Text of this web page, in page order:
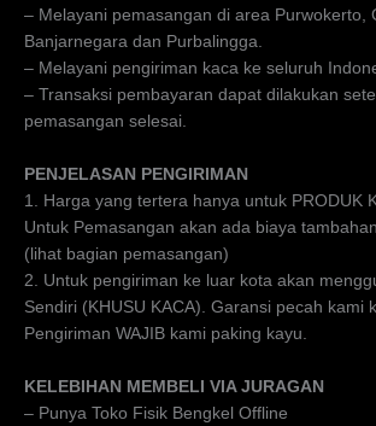
– Melayani pemasangan di area Purwokerto,
Banjarnegara dan Purbalingga.
– Melayani pengiriman kaca ke seluruh
– Transaksi pembayaran dapat dilakukan
pemasangan selesai.
PENJELASAN PENGIRIMAN
1. Harga yang tertera hanya untuk PRODUK
Untuk Pemasangan akan ada biaya
(lihat bagian pemasangan)
2. Untuk pengiriman ke luar kota akan
Sendiri (KHUSU KACA). Garansi pecah kami
Pengiriman WAJIB kami paking kayu.
KELEBIHAN MEMBELI VIA JURAGAN
– Punya Toko Fisik Bengkel Offline